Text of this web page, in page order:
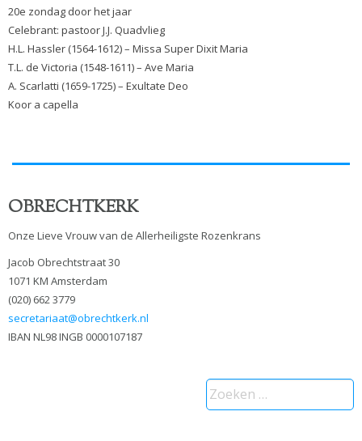
20e zondag door het jaar
Celebrant: pastoor J.J. Quadvlieg
H.L. Hassler (1564-1612) – Missa Super Dixit Maria
T.L. de Victoria (1548-1611) – Ave Maria
A. Scarlatti (1659-1725) – Exultate Deo
Koor a capella
OBRECHTKERK
Onze Lieve Vrouw van de Allerheiligste Rozenkrans
Jacob Obrechtstraat 30
1071 KM Amsterdam
(020) 662 3779
secretariaat@obrechtkerk.nl
IBAN NL98 INGB 0000107187
Zoeken
naar: